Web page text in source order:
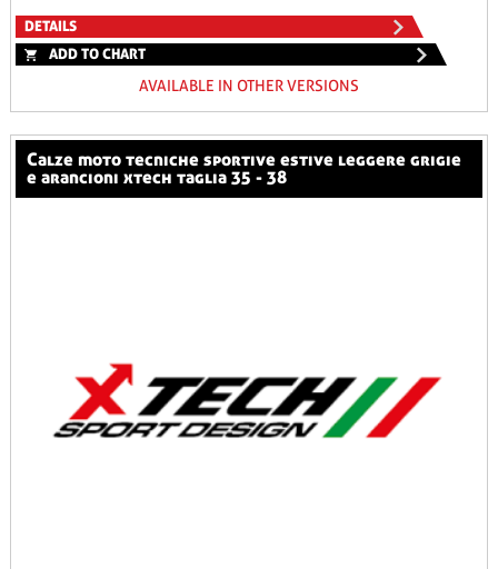
DETAILS
ADD TO CHART
AVAILABLE IN OTHER VERSIONS
calze moto tecniche sportive estive leggere grigie
e arancioni xtech taglia 35 - 38